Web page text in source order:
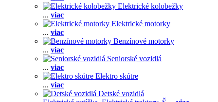
Elektrické kolobežky
... viac
Elektrické motorky
... viac
Benzínové motorky
... viac
Seniorské vozidlá
... viac
Elektro skútre
... viac
Detské vozidlá